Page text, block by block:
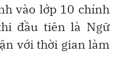
vào lớp 10 chính
đầu tiên là Ngữ
với thời gian làm